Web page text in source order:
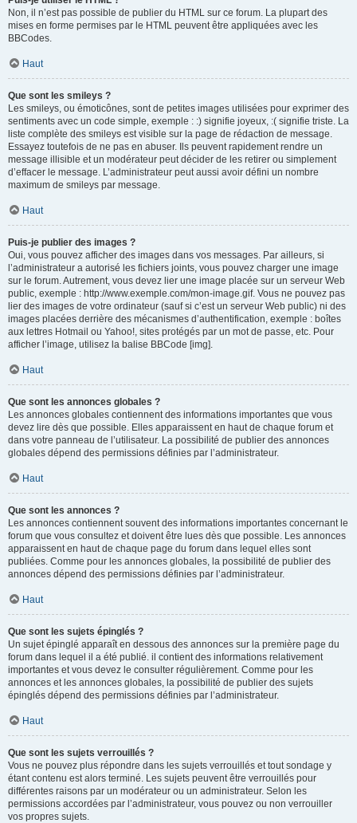
Non, il n’est pas possible de publier du HTML sur ce forum. La plupart des
mises en forme permises par le HTML peuvent être appliquées avec les
BBCodes.
Haut
Que sont les smileys ?
Les smileys, ou émoticônes, sont de petites images utilisées pour exprimer des
sentiments avec un code simple, exemple : :) signifie joyeux, :( signifie triste. La
liste complète des smileys est visible sur la page de rédaction de message.
Essayez toutefois de ne pas en abuser. Ils peuvent rapidement rendre un
message illisible et un modérateur peut décider de les retirer ou simplement
d’effacer le message. L’administrateur peut aussi avoir défini un nombre
maximum de smileys par message.
Haut
Puis-je publier des images ?
Oui, vous pouvez afficher des images dans vos messages. Par ailleurs, si
l’administrateur a autorisé les fichiers joints, vous pouvez charger une image
sur le forum. Autrement, vous devez lier une image placée sur un serveur Web
public, exemple : http://www.exemple.com/mon-image.gif. Vous ne pouvez pas
lier des images de votre ordinateur (sauf si c’est un serveur Web public) ni des
images placées derrière des mécanismes d’authentification, exemple : boîtes
aux lettres Hotmail ou Yahoo!, sites protégés par un mot de passe, etc. Pour
afficher l’image, utilisez la balise BBCode [img].
Haut
Que sont les annonces globales ?
Les annonces globales contiennent des informations importantes que vous
devez lire dès que possible. Elles apparaissent en haut de chaque forum et
dans votre panneau de l’utilisateur. La possibilité de publier des annonces
globales dépend des permissions définies par l’administrateur.
Haut
Que sont les annonces ?
Les annonces contiennent souvent des informations importantes concernant le
forum que vous consultez et doivent être lues dès que possible. Les annonces
apparaissent en haut de chaque page du forum dans lequel elles sont
publiées. Comme pour les annonces globales, la possibilité de publier des
annonces dépend des permissions définies par l’administrateur.
Haut
Que sont les sujets épinglés ?
Un sujet épinglé apparaît en dessous des annonces sur la première page du
forum dans lequel il a été publié. il contient des informations relativement
importantes et vous devez le consulter régulièrement. Comme pour les
annonces et les annonces globales, la possibilité de publier des sujets
épinglés dépend des permissions définies par l’administrateur.
Haut
Que sont les sujets verrouillés ?
Vous ne pouvez plus répondre dans les sujets verrouillés et tout sondage y
étant contenu est alors terminé. Les sujets peuvent être verrouillés pour
différentes raisons par un modérateur ou un administrateur. Selon les
permissions accordées par l’administrateur, vous pouvez ou non verrouiller
vos propres sujets.